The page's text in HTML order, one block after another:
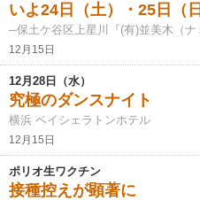
いよ24日（土）・25日（
─保土ケ谷区上星川『(有)並美木（
12月15日
12月28日（水）
究極のダンスナイト
横浜 ベイシェラトンホテル
12月15日
ポリオ生ワクチン
接種控えが顕著に